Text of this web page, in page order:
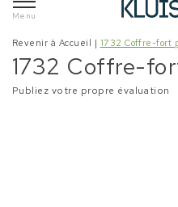
Menu
Revenir à Accueil | 1732 Coffre-fort
1732 Coffre-
Publiez votre propre évaluation